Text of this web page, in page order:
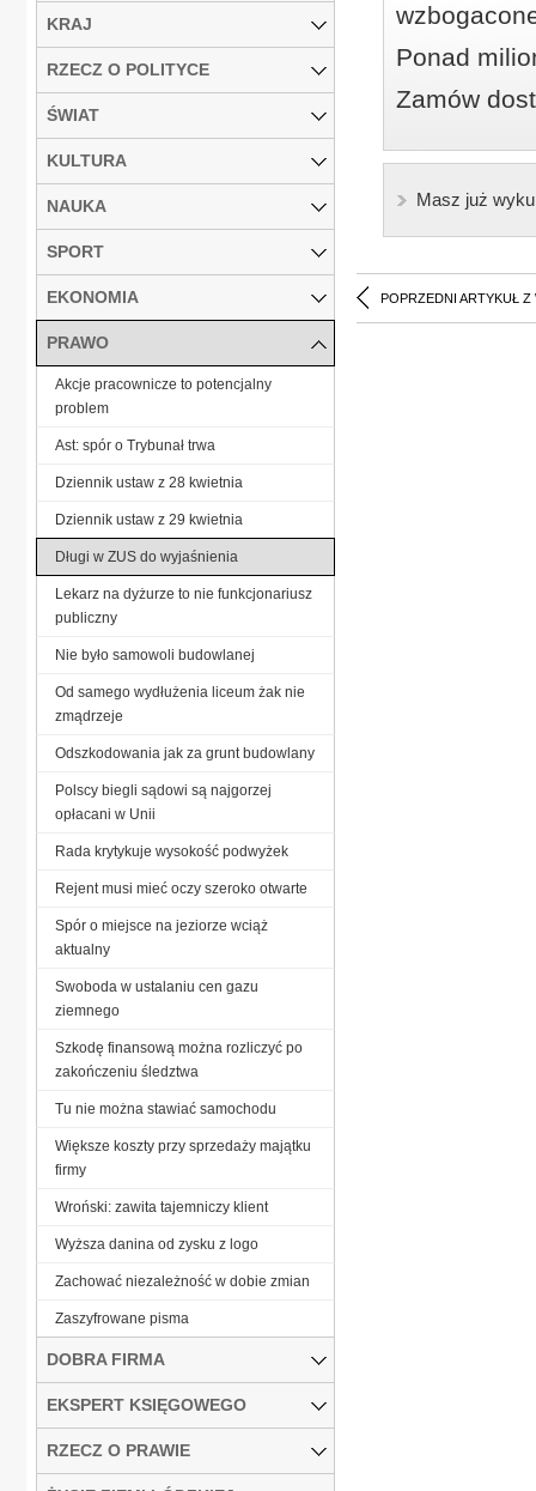
Ponad
Zamów
Masz już
POPRZEDNI ARTYKUŁ Z
KRAJ
RZECZ O POLITYCE
ŚWIAT
KULTURA
NAUKA
SPORT
EKONOMIA
PRAWO
Akcje pracownicze to potencjalny
problem
Ast: spór o Trybunał trwa
Dziennik ustaw z 28 kwietnia
Dziennik ustaw z 29 kwietnia
Długi w ZUS do wyjaśnienia
Lekarz na dyżurze to nie funkcjonariusz
publiczny
Nie było samowoli budowlanej
Od samego wydłużenia liceum żak nie
zmądrzeje
Odszkodowania jak za grunt budowlany
Polscy biegli sądowi są najgorzej
opłacani w Unii
Rada krytykuje wysokość podwyżek
Rejent musi mieć oczy szeroko otwarte
Spór o miejsce na jeziorze wciąż
aktualny
Swoboda w ustalaniu cen gazu
ziemnego
Szkodę finansową można rozliczyć po
zakończeniu śledztwa
Tu nie można stawiać samochodu
Większe koszty przy sprzedaży majątku
firmy
Wroński: zawita tajemniczy klient
Wyższa danina od zysku z logo
Zachować niezależność w dobie zmian
Zaszyfrowane pisma
DOBRA FIRMA
EKSPERT KSIĘGOWEGO
RZECZ O PRAWIE